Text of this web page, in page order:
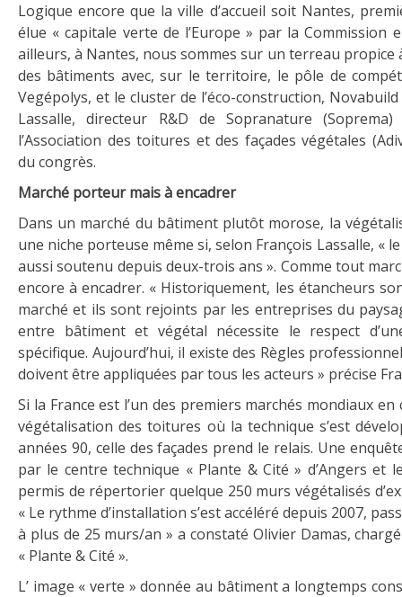
Logique encore que la ville d’accueil soit Nantes,
élue « capitale verte de l’Europe » par la Commission
ailleurs, à Nantes, nous sommes sur un terreau propice
des bâtiments avec, sur le territoire, le pôle de
Vegépolys, et le cluster de l’éco-construction,
Lassalle, directeur R&D de Sopranature
l’Association des toitures et des façades végétales
du congrès.
Marché porteur mais à encadrer
Dans un marché du bâtiment plutôt morose, la
une niche porteuse même si, selon François Lassalle, «
aussi soutenu depuis deux-trois ans ». Comme tout
encore à encadrer. « Historiquement, les étancheurs
marché et ils sont rejoints par les entreprises du
entre bâtiment et végétal nécessite le respect
spécifique. Aujourd’hui, il existe des Règles
doivent être appliquées par tous les acteurs » précise
Si la France est l’un des premiers marchés mondiaux en
végétalisation des toitures où la technique s’est
années 90, celle des façades prend le relais. Une
par le centre technique « Plante & Cité » d’Angers et
permis de répertorier quelque 250 murs végétalisés
« Le rythme d’installation s’est accéléré depuis 2007,
à plus de 25 murs/an » a constaté Olivier Damas,
« Plante & Cité ».
L’ image « verte » donnée au bâtiment a longtemps